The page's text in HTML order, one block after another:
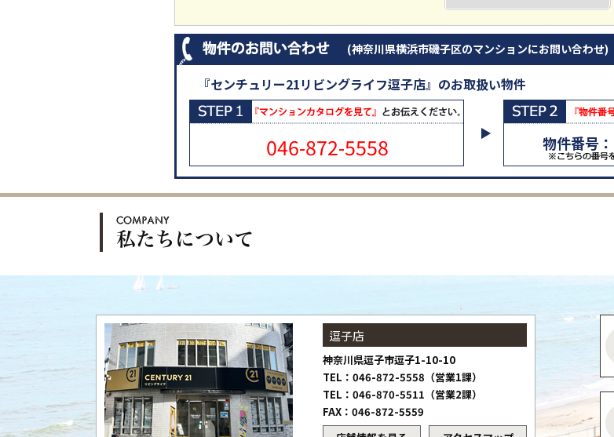
(神奈川県横浜市磯子区のマンションにお問い合わせ)
『センチュリー21リビングライフ逗子店』のお取扱い物件
046-872-5558 物件番号
逗子店
神奈川県逗子市逗子1-10-10
TEL：046-872-5558（営業1課）
TEL：046-870-5511（営業2課）
FAX：046-872-5559